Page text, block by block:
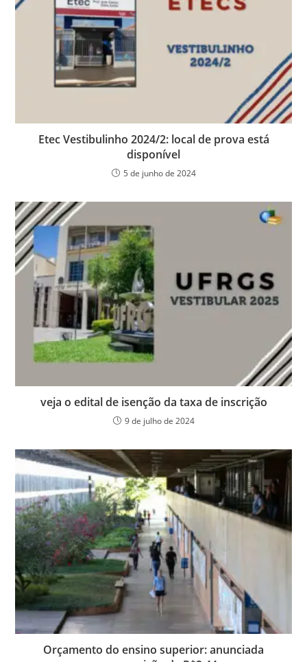
Etec Vestibulinho 2024/2: local de prova está
disponível
5 de junho de 2024
veja o edital de isenção da taxa de inscrição
9 de julho de 2024
Orçamento do ensino superior: anunciada